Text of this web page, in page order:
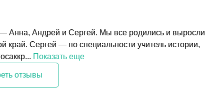
Анна, Андрей и Сергей. Мы все родились и выросли
край. Сергей — по специальности учитель истории,
Показать еще
отзывы